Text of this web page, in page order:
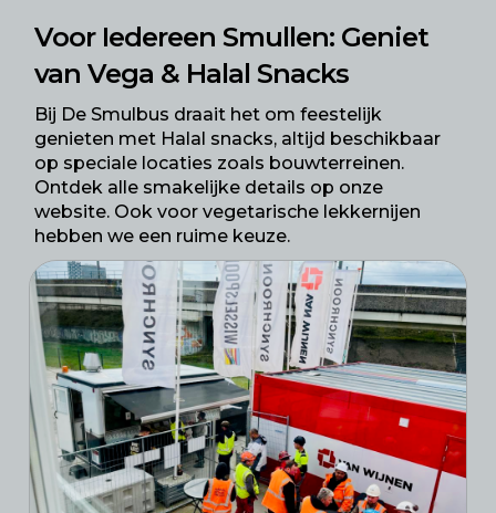
Voor Iedereen Smullen: Geniet
van Vega & Halal Snacks
Bij De Smulbus draait het om feestelijk
genieten met Halal snacks, altijd beschikbaar
op speciale locaties zoals bouwterreinen.
Ontdek alle smakelijke details op onze
website. Ook voorvegetarische lekkernijen
hebben we een ruime keuze.